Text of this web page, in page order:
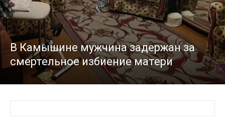
В Камышине мужчина задержан за
смертельное избиение матери